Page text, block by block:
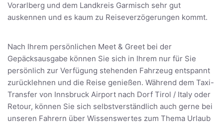
Vorarlberg und dem Landkreis Garmisch sehr gut
auskennen und es kaum zu Reiseverzögerungen kommt.
Nach Ihrem persönlichen Meet & Greet bei der
Gepäcksausgabe können Sie sich in Ihrem nur für Sie
persönlich zur Verfügung stehenden Fahrzeug entspannt
zurücklehnen und die Reise genießen. Während dem Taxi-
Transfer von Innsbruck Airport nach Dorf Tirol / Italy oder
Retour, können Sie sich selbstverständlich auch gerne bei
unseren Fahrern über Wissenswertes zum Thema Urlaub